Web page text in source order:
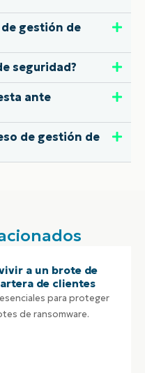
de gestión de
seguridad?
ante
de gestión de
a un brote de
de clientes
para proteger
de ransomware.